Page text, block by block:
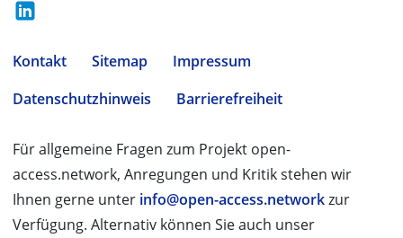
Kontakt Sitemap
Impressum
Datenschutzhinweis
Barrierefreiheit
Für allgemeine Fragen zum Projekt open-
access.network, Anregungen und Kritik stehen wir
Ihnen gerne unter info@open-access.networkzur
Verfügung. Alternativ können Sie auch unser